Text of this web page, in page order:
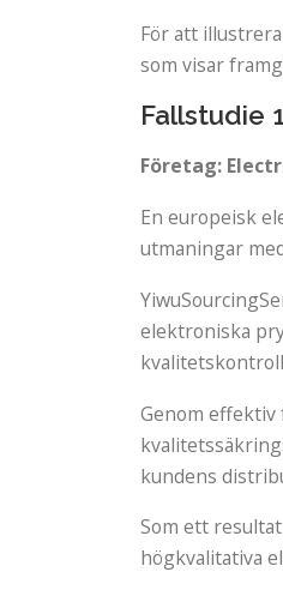
För att
som visar
Fallstudie
Företag:
En europeisk
utmaningar
elektroniska
Genom effektiv
kundens
Som ett
högkvalitativa